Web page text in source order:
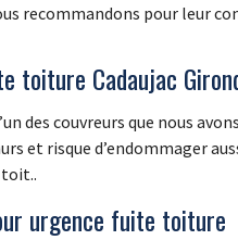
recommandons pour leur
toiture Cadaujac
des couvreurs que nous
et risque d’endommager
urgence fuite toiture